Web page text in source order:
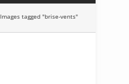
Images tagged "brise-vents"